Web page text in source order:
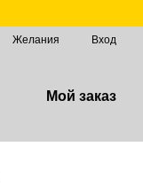
Желания Вход
Мой заказ